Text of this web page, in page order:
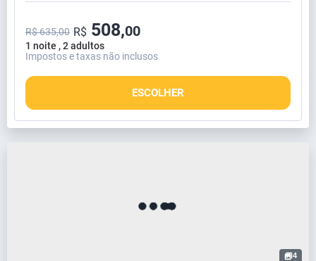
1 noite , 2 adultos
R$ 635,00 R$ 508,00
Impostos e taxas não inclusos
ESCOLHER
4